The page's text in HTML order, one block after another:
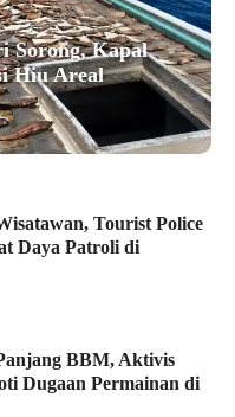
Sorong, Kapal
Hiu Areal
Tourist Police
Daya Patroli di
BBM, Aktivis
Dugaan Permainan di